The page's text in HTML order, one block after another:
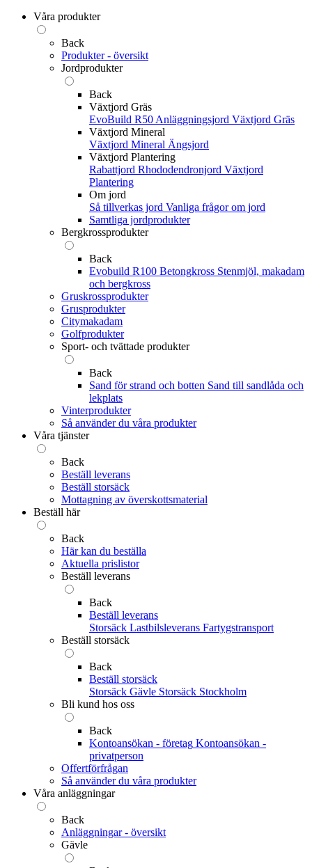
Våra produkter
Back
Produkter - översikt
Jordprodukter
Back
Växtjord Gräs
EvoBuild R50 Anläggningsjord Växtjord Gräs
Växtjord Mineral
Växtjord Mineral Ängsjord
Växtjord Plantering
Rabattjord Rhododendronjord Växtjord
Plantering
Om jord
Så tillverkas jord Vanliga frågor om jord
Samtliga jordprodukter
Bergkrossprodukter
Back
Evobuild R100 Betongkross Stenmjöl, makadam
och bergkross
Gruskrossprodukter
Grusprodukter
Citymakadam
Golfprodukter
Sport- och tvättade produkter
Back
Sand för strand och botten Sand till sandlåda och
lekplats
Vinterprodukter
Så använder du våra produkter
Våra tjänster
Back
Beställ leverans
Beställ storsäck
Mottagning av överskottsmaterial
Beställ här
Back
Här kan du beställa
Aktuella prislistor
Beställ leverans
Back
Beställ leverans
Storsäck Lastbilsleverans Fartygstransport
Beställ storsäck
Back
Beställ storsäck
Storsäck Gävle Storsäck Stockholm
Bli kund hos oss
Back
Kontoansökan - företag Kontoansökan -
privatperson
Offertförfrågan
Så använder du våra produkter
Våra anläggningar
Back
Anläggningar - översikt
Gävle